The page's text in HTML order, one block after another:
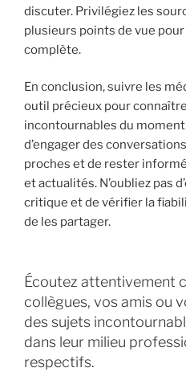
discuter. Privilégiez les
plusieurs points de vue
complète.
En conclusion, suivre les
outil précieux pour
incontournables du
d’engager des
proches et de rester
et actualités. N’oubliez pas
critique et de vérifier la
de les partager.
Écoutez attentivement
collègues, vos amis ou
des sujets
dans leur milieu
respectifs.